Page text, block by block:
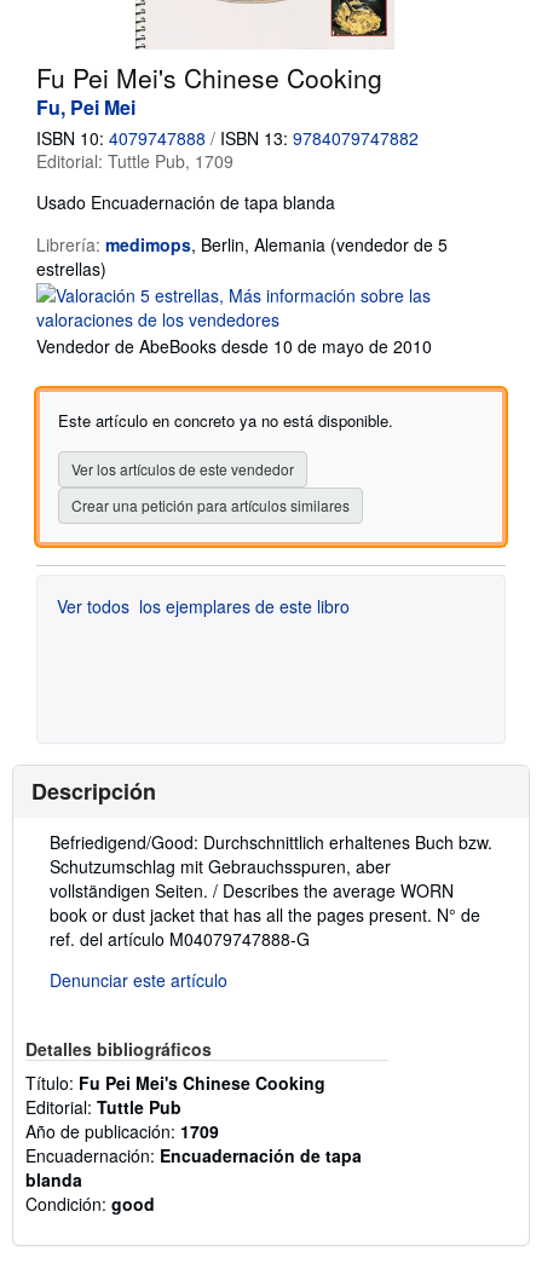
CERRAR
Fu Pei Mei's Chinese Cooking
Fu, Pei Mei
ISBN 10: 4079747888 / ISBN 13: 9784079747882
Editorial: Tuttle Pub, 1709
Usado Encuadernación de tapa blanda
Librería: medimops, Berlin, Alemania (vendedor de 5
estrellas)
del
vendedor:
5
5
estrellas
Vendedor de AbeBooks desde 10 de mayo de 2010
Este artículo en concreto ya no está disponible.
Ver los artículos de este vendedor
Crear una petición para artículos similares
Ver todos los ejemplares de este libro
Descripción
Descripción:
Befriedigend/Good: Durchschnittlich erhaltenes Buch bzw.
Schutzumschlag mit Gebrauchsspuren, aber
vollständigen Seiten. / Describes the average WORN
book or dust jacket that has all the pages present. N° de
ref. del artículo M04079747888-G
Denunciar este artículo
Detalles bibliográficos
Título: Fu Pei Mei's Chinese Cooking
Editorial: Tuttle Pub
Año de publicación: 1709
Encuadernación: Encuadernación de tapa
blanda
Condición: good